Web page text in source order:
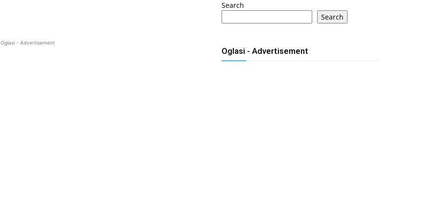
Oglasi - Advertisement
Search
Search
Oglasi - Advertisement